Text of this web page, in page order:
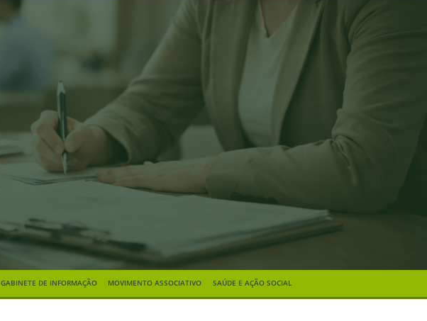
GABINETE DE INFORMAÇÃO MOVIMENTO ASSOCIATIVO SAÚDE E AÇÃO SOCIAL